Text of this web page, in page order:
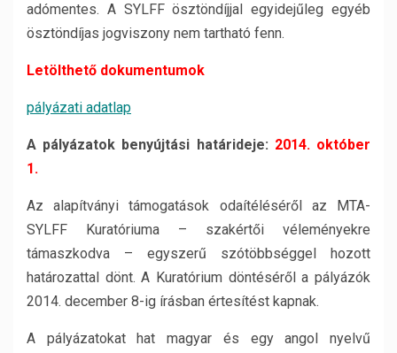
adómentes. A SYLFF ösztöndíjjal egyidejűleg egyéb
ösztöndíjas jogviszony nem tartható fenn.
Letölthető dokumentumok
pályázati adatlap
A pályázatok benyújtási határideje: 2014. október
1.
Az alapítványi támogatások odaítéléséről az MTA-
SYLFF Kuratóriuma – szakértői véleményekre
támaszkodva – egyszerű szótöbbséggel hozott
határozattal dönt. A Kuratórium döntéséről a pályázók
2014. december 8-ig írásban értesítést kapnak.
A pályázatokat hat magyar és egy angol nyelvű